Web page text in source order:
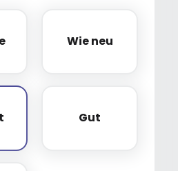
Wie neu
Wie neu
Gut
Gut